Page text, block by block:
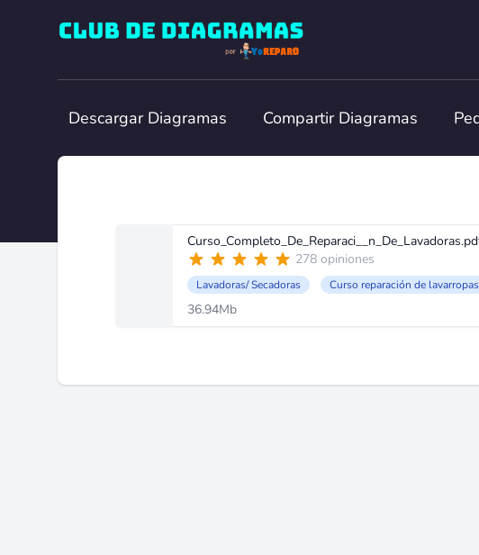
Club de Diagramas
Descargar Diagramas Compartir Diagramas
278 opiniones
Lavadoras/ Secadoras Curso reparación de lavarropas
36.94Mb